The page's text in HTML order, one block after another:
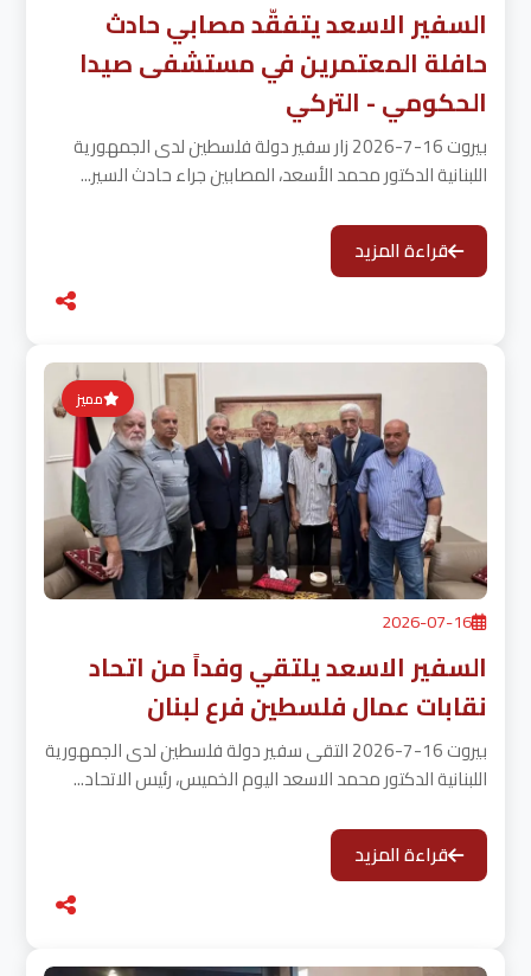
السفير الاسعد يتفقّد مصابي حادث
حافلة المعتمرين في مستشفى صيدا
الحكومي - التركي
بيروت 16-7-2026 زار سفير دولة فلسطين لدى الجمهورية
اللبنانية الدكتور محمد الأسعد، المصابين جراء حادث السير...
قراءة المزيد
مميز
2026-07-16
السفير الاسعد يلتقي وفداً من اتحاد
نقابات عمال فلسطين فرع لبنان
بيروت 16-7-2026 التقى سفير دولة فلسطين لدى الجمهورية
اللبنانية الدكتور محمد الاسعد اليوم الخميس، رئيس الاتحاد...
قراءة المزيد